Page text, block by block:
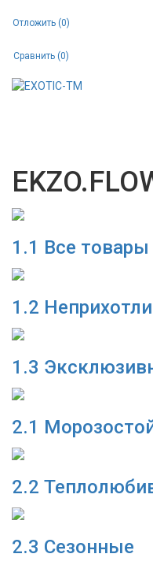
Отложить (0)
Сравнить (0)
1.1 Все товары
1.2
1.3
2.1
2.2
2.3 Сезонные